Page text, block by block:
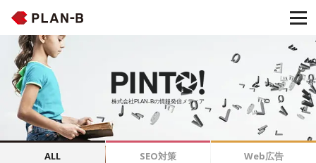
株式会社PLAN-Bの情報発信メディア
ALL SEO対策 Web広告